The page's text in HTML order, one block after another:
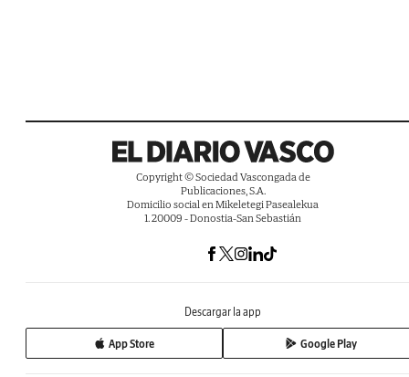
Copyright © Sociedad Vascongada de
Publicaciones, S.A.
Domicilio social en Mikeletegi Pasealekua
1. 20009 - Donostia-San Sebastián
Descargar la app
App Store Google Play